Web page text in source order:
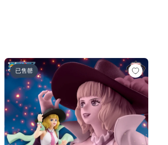
ワンピース BATTLE RECORD COLLECTION-
已售罄